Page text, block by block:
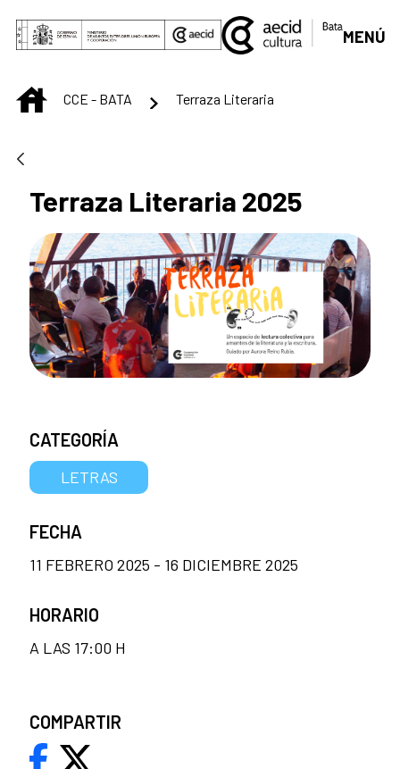
Saltar al contenido principal
MENÚ
INICIOCCE - BATA Terraza Literaria
Terraza Literaria 2025
CATEGORÍA
LETRAS
FECHA
11 FEBRERO 2025 - 16 DICIEMBRE 2025
HORARIO
A LAS 17:00 H
COMPARTIR